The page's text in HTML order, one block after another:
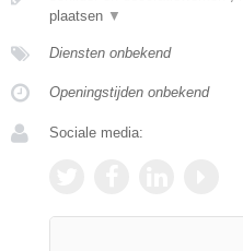
plaatsen ▼
Diensten onbekend
Openingstijden onbekend
Sociale media: